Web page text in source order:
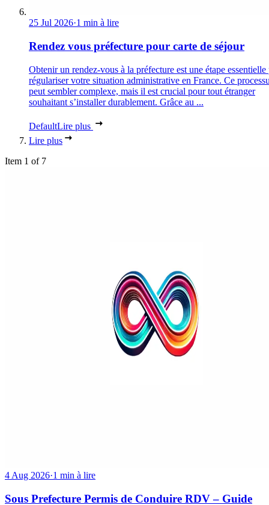
25 Jul 2026·1 min à lire
Rendez vous préfecture pour carte de séjour
Obtenir un rendez-vous à la préfecture est une étape essentielle
régulariser votre situation administrative en France. Ce
peut sembler complexe, mais il est crucial pour tout étranger
souhaitant s’installer durablement. Grâce au ...
DefaultLire plus
Lire plus
Item 1 of 7
4 Aug 2026·1 min à lire
Sous Prefecture Permis de Conduire RDV – Guide